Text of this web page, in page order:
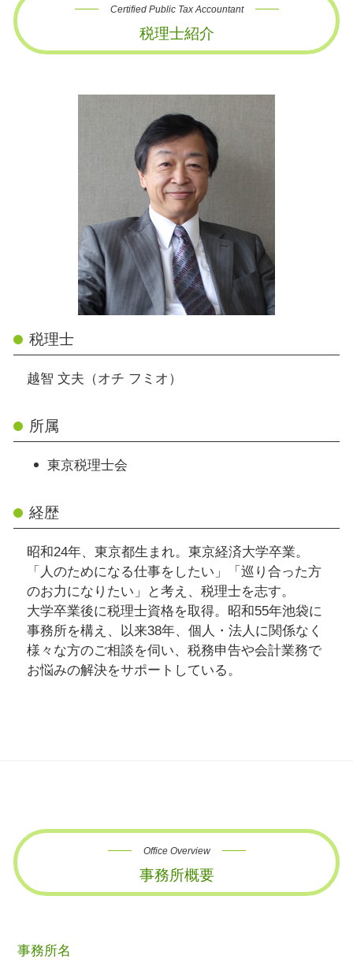
Certified Public Tax Accountant
税理士紹介
税理士
越智 文夫（オチ フミオ）
所属
東京税理士会
経歴
昭和24年、東京都生まれ。東京経済大学卒業。
「人のためになる仕事をしたい」「巡り合った方
のお力になりたい」と考え、税理士を志す。
大学卒業後に税理士資格を取得。昭和55年池袋に
事務所を構え、以来38年、個人・法人に関係なく
様々な方のご相談を伺い、税務申告や会計業務で
お悩みの解決をサポートしている。
Office Overview
事務所概要
事務所名